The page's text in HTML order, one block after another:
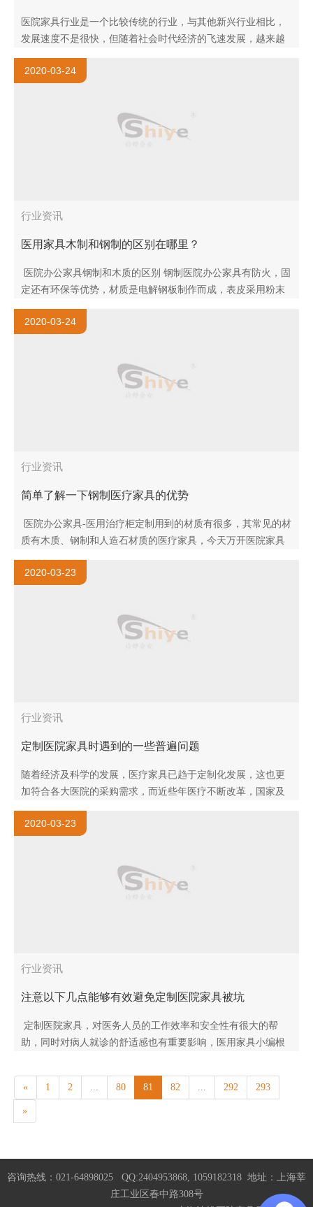
医院家具行业是一个比较传统的行业，与其他新兴行业相比，
发展速度不是很快，但随着社会时代经济的飞速发展，越来越
多的初创型公司对于办公室环境的要求都越来越重视，家具行
业的发展迎来了广阔..
2020-03-24
行业资讯
医用家具木制和钢制的区别在哪里？
医院办公家具钢制和木质的区别 钢制医院办公家具有防火，固
定还有环保等优势，材质是电解钢板制作而成，表皮采用粉末
静电技术，然而钢制家具的高强度的硬度特性，使其受到撞击
外漆脱落或..
2020-03-24
行业资讯
简单了解一下钢制医疗家具的优势
医院办公家具-医用治疗柜定制用到的材质有很多，其常见的材
质有木质、钢制和人造石材质的医疗家具，今天万开医院家具
生产厂家为您介绍，关于钢制治疗室家具定制有哪些优势，可
以让医务人..
2020-03-23
行业资讯
定制医院家具时遇到的一些普遍问题
随着经济及科学的发展，医疗家具已趋于定制化发展，这也更
加符合各大医院的采购需求，而近些年医疗不断改革，国家及
病患人员对医院家具设备的要求也越来越高，那作为医院家具
厂家，如何打造高品..
2020-03-23
行业资讯
注意以下几点能够有效避免定制医院家具被坑
定制医院家具，对医务人员的工作效率和安全性有很大的帮
助，同时对病人就诊的舒适感也有重要影响，医用家具小编根
具如何..
«
1 2 ... 80 81 82 ... 292 293
»
咨询热线：021-64898025 QQ:2404953868, 1059182318 地址：上海莘
庄工业区春中路308号